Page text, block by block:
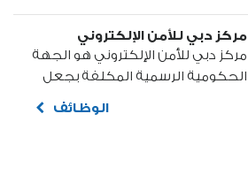
دبي "رعاه الله" لتطوير مجتمع
المعرفة بإمارة دبي والإمارات العربية
المتحدة ككل، والتي صُممت على
شكل «رحل» وهو مسند الكتاب
مركز دبي للأمن الإلكتروني
مركز دبي للأمن الإلكتروني هو الجهة
الحكومية الرسمية المكلفة بجعل
السيبراني. تم تأسيس المركز بموجب
الوظائف